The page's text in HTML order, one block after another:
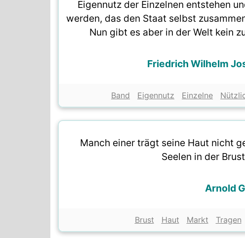
Eigennutz der Einzelnen entstehen
werden, das den Staat selbst
Nun gibt es aber in der Welt kein
Friedrich Wilhelm
Band Eigennutz Einzelne
Manch einer trägt seine Haut nicht
Seelen in der
Arnold
Brust Haut Markt Tragen